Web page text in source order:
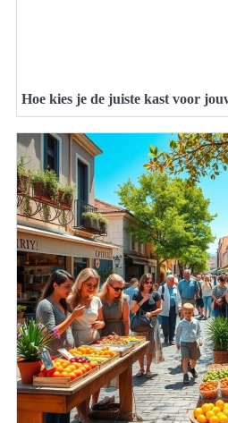
Hoe kies je de juiste kast voor